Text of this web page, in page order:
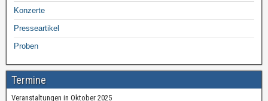
Konzerte
Presseartikel
Proben
Termine
Veranstaltungen in Oktober 2025